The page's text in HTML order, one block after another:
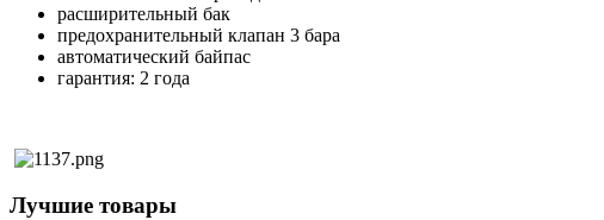
расширительный бак
предохранительный клапан 3 бара
автоматический байпас
гарантия: 2 года
Лучшие товары